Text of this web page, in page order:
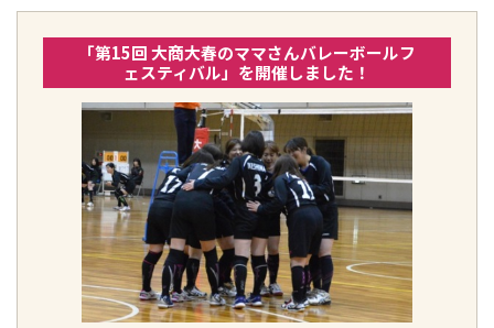
地域連携の取り組み（2023年度）
地域連携の取り組み（2022年度）
地域連携の取り組み（2021年度）
地域連携の取り組み（2020年度）
地域連携の取り組み（2019年度）
地域連携の取り組み（2018年度）
地域連携の取り組み（2017年度）
スポーツ教室
スポーツフェスティバル
Early Bird University
「第15回 大商大春のママさんバレーボールフ
ェスティバル」を開催しました！